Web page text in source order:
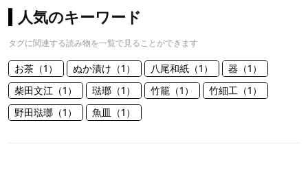
人気のキーワード
タグに関連する読み物を一覧で見ることができます
お茶（1） ぬか漬け（1） 八尾和紙（1）
器（1）
柴田文江（1）
琺瑯（1） 竹籠（1）
竹細工（1）
野田琺瑯（1）
魚皿（1）